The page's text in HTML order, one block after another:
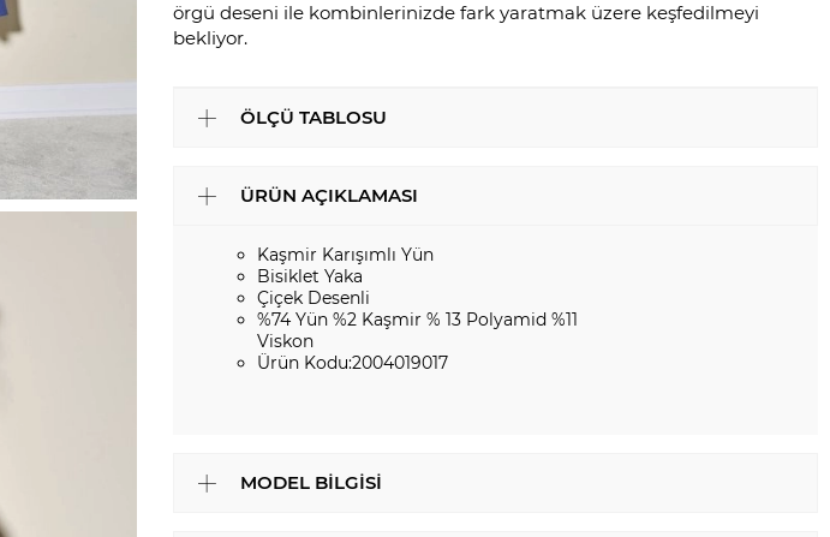
örgü deseni ile kombinlerinizde fark yaratmak üzere keşfedilmeyi
bekliyor.
ÖLÇÜ TABLOSU
ÜRÜN AÇIKLAMASI
Kaşmir Karışımlı Yün
Bisiklet Yaka
Çiçek Desenli
%74 Yün %2 Kaşmir % 13 Polyamid %11
Viskon
Ürün Kodu:2004019017
MODEL BILGISI